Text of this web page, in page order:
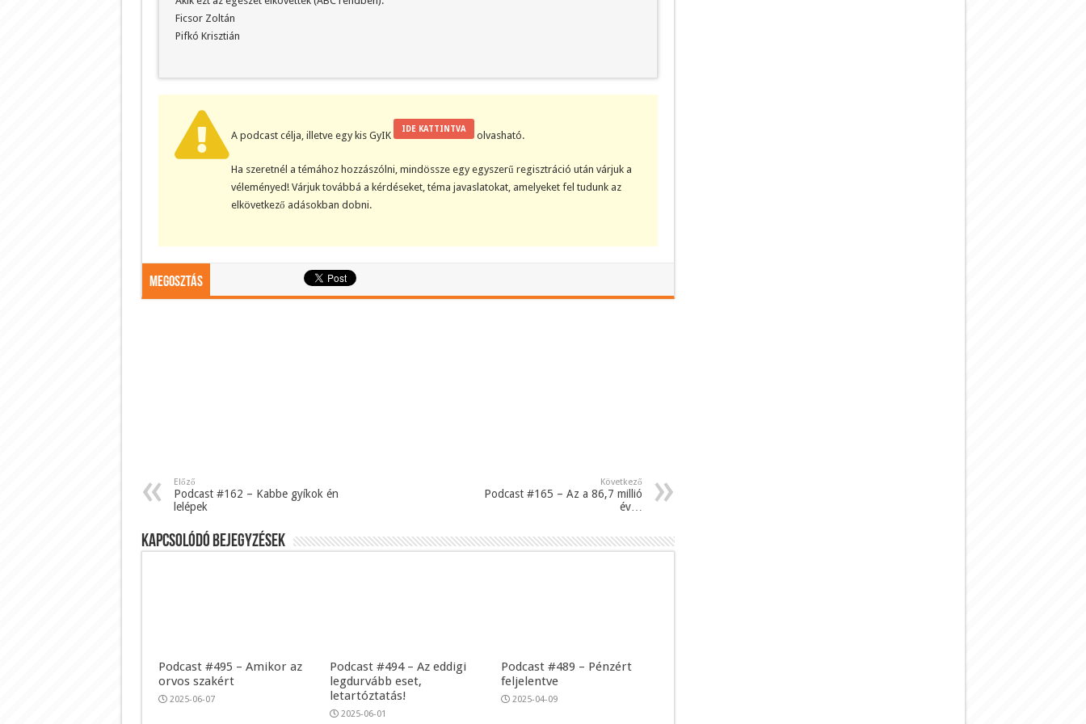
Ficsor Zoltán
Pifkó Krisztián
A podcast célja, illetve egy kis GyIK
IDE KATTINTVA
olvasható.
Ha szeretnél a témához hozzászólni, mindössze egy egyszerű regisztráció után várjuk a
véleményed! Várjuk továbbá a kérdéseket, téma javaslatokat, amelyeket fel tudunk az
elkövetkező adásokban dobni.
Megosztás
Előző
Podcast #162 – Kabbe gyíkok én
lelépek
Következő
Podcast #165 – Az a 86,7 millió
év…
Kapcsolódó bejegyzések
Podcast #495 – Amikor az
orvos szakért
2025-06-07
Podcast #494 – Az eddigi
legdurvább eset,
letartóztatás!
2025-06-01
Podcast #489 – Pénzért
feljelentve
2025-04-09